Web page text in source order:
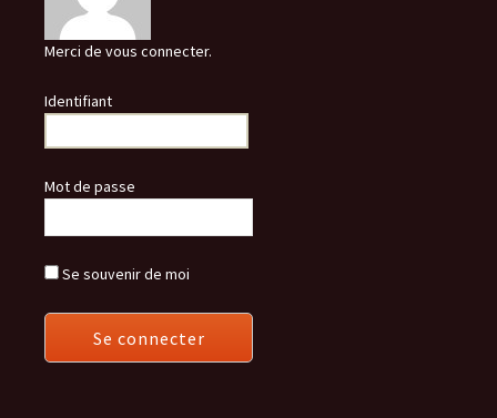
Merci de vous connecter.
Identifiant
Mot de passe
Se souvenir de moi